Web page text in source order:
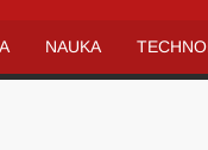
NAUKA